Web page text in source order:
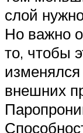
слой
Но важно
то, чтобы
внешних